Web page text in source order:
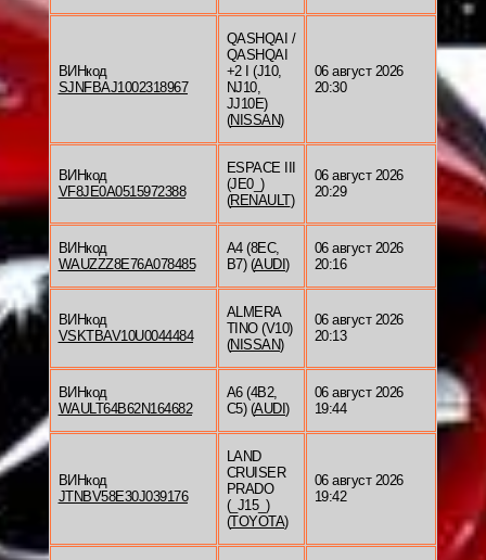
ВИНкод
SJNFBAJ1002318967
QASHQAI /
QASHQAI
+2 I (J10,
NJ10,
JJ10E)
(NISSAN)
06 август 2026
20:30
ВИНкод
VF8JE0A0515972388
ESPACE III
(JE0_)
(RENAULT)
06 август 2026
20:29
ВИНкод
WAUZZZ8E76A078485
A4 (8EC,
B7) (AUDI )
06 август 2026
20:16
ВИНкод
VSKTBAV10U0044484
ALMERA
TINO (V10)
(NISSAN)
06 август 2026
20:13
ВИНкод
WAULT64B62N164682
A6 (4B2,
C5) (AUDI )
06 август 2026
19:44
ВИНкод
JTNBV58E30J039176
LAND
CRUISER
PRADO
(_J15_)
(TOYOTA)
06 август 2026
19:42